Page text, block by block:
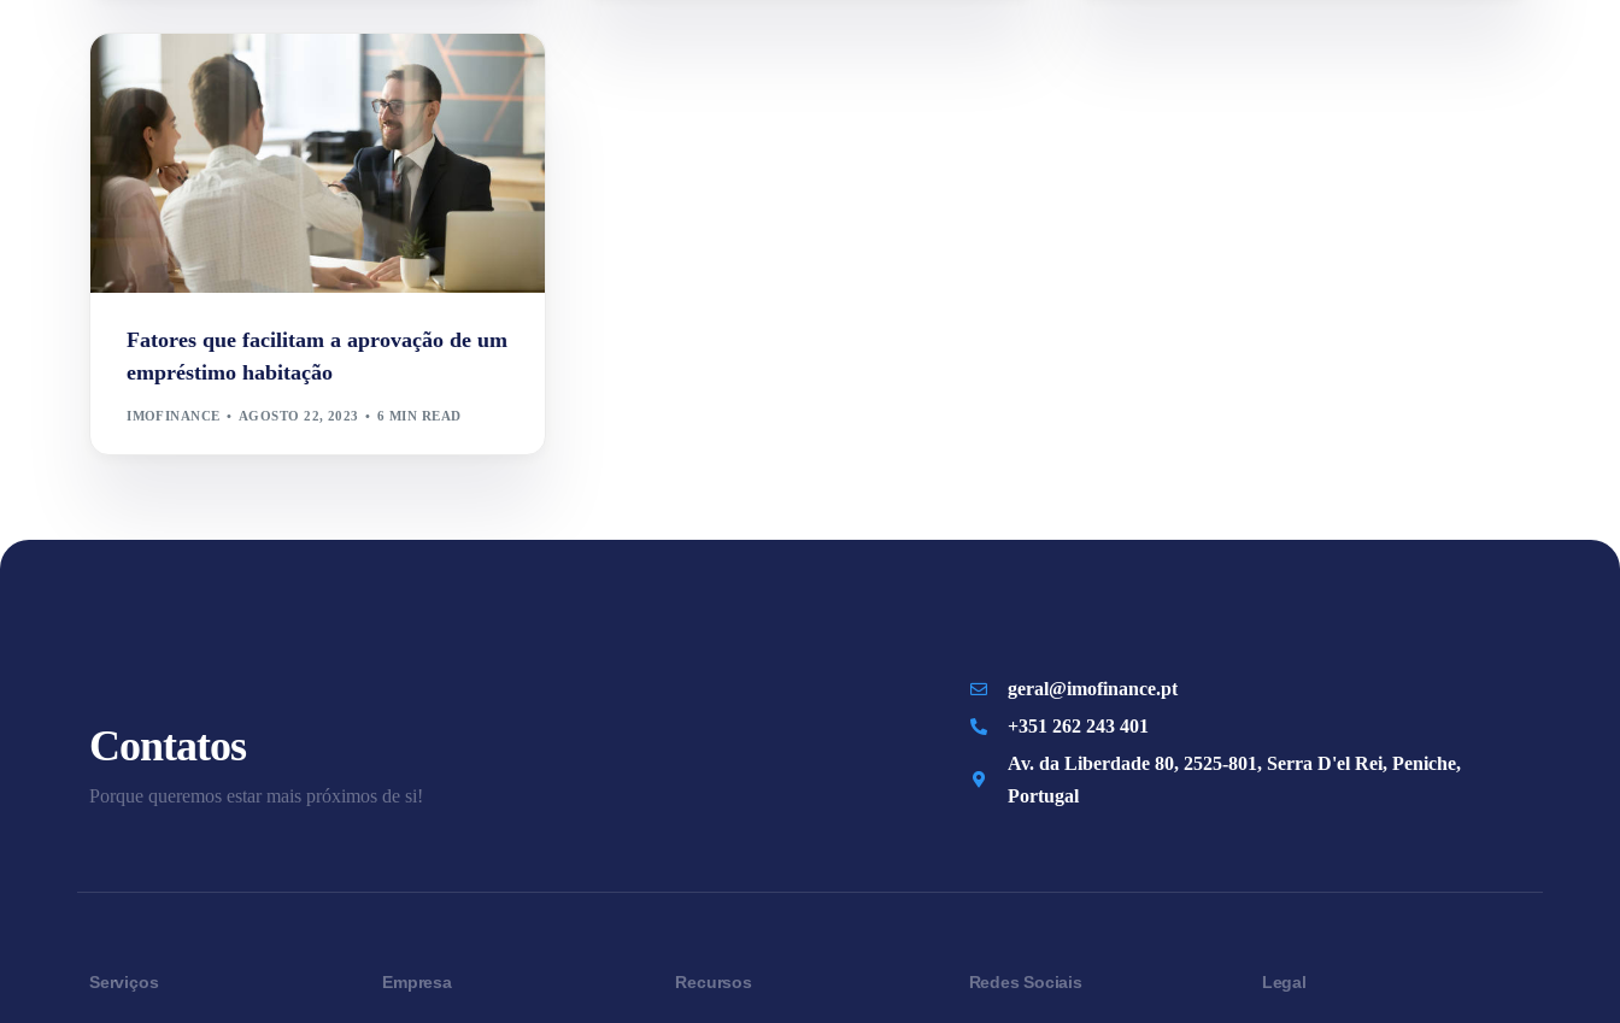
Fatores que facilitam a aprovação de um
empréstimo habitação
IMOFINANCE AGOSTO 22, 2023 6 MIN READ
Contatos
Porque queremos estar mais próximos de si!
geral@imofinance.pt
+351 262 243 401
Av. da Liberdade 80, 2525-801, Serra D'el Rei, Peniche,
Portugal
Serviços Empresa Recursos Redes Sociais Legal